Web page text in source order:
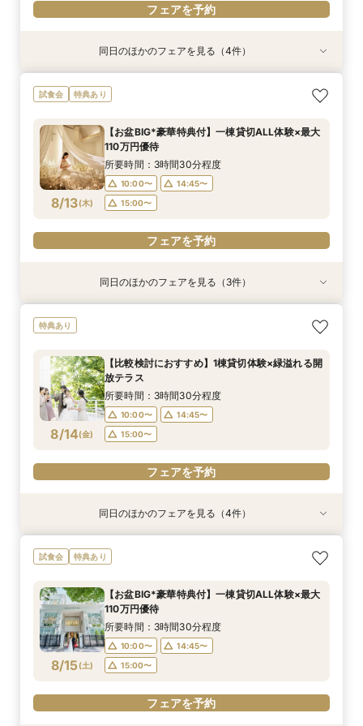
フェアを予約
8/12(水)
【比較検討におすすめ】1棟貸切体験×緑溢れる開
放テラス
10:00〜
15:00〜
フェアを予約
特典あり
8/12(水)
【美食でおもてなし◎】黒毛和牛フィレ試食×上
質貸切邸宅W
10:00〜
15:00〜
フェアを予約
8/12(水)
チャペルリニューアル記念*ドレス特典付*1棟貸
切×憧れ花嫁ALL体験
10:00〜
15:00〜
フェアを予約
特典あり
8/12(水)
【お盆BIG*豪華特典付】一棟貸切ALL体験×最大
110万円優待
10:00〜
15:00〜
フェアを予約
同日のほかのフェアを見る（4件）
試食会 特典あり
8/13(木)
【お盆BIG*豪華特典付】一棟貸切ALL体験×最大
110万円優待
所要時間：3時間30分程度
10:00〜
14:45〜
15:00〜
フェアを予約
8/13(木)
【比較検討におすすめ】1棟貸切体験×緑溢れる開
10:00〜
15:00〜
フェアを予約
特典あり
8/13(木)
【美食でおもてなし◎】黒毛和牛フィレ試食×上
10:00〜
15:00〜
フェアを予約
8/13(木)
【初見学◎】ファーストステップ相談×全館貸切
10:00〜
15:00〜
フェアを予約
同日のほかのフェアを見る（3件）
特典あり
8/14(金)
【比較検討におすすめ】1棟貸切体験×緑溢れる開
放テラス
所要時間：3時間30分程度
10:00〜
14:45〜
15:00〜
フェアを予約
特典あり
8/14(金)
【美食でおもてなし◎】黒毛和牛フィレ試食×上
質貸切邸宅W
10:00〜
15:00〜
フェアを予約
8/14(金)
【初見学に◎】最大110万優待*全館貸切＆緑の絶
景W
10:00〜
15:00〜
フェアを予約
8/14(金)
チャペルリニューアル記念*ドレス特典付*1棟貸
切×憧れ花嫁ALL体験
10:00〜
15:00〜
フェアを予約
特典あり
8/14(金)
【お盆BIG*豪華特典付】一棟貸切ALL体験×最大
110万円優待
10:00〜
15:00〜
フェアを予約
同日のほかのフェアを見る（4件）
試食会 特典あり
8/15(土)
【お盆BIG*豪華特典付】一棟貸切ALL体験×最大
110万円優待
所要時間：3時間30分程度
10:00〜
14:45〜
15:00〜
フェアを予約